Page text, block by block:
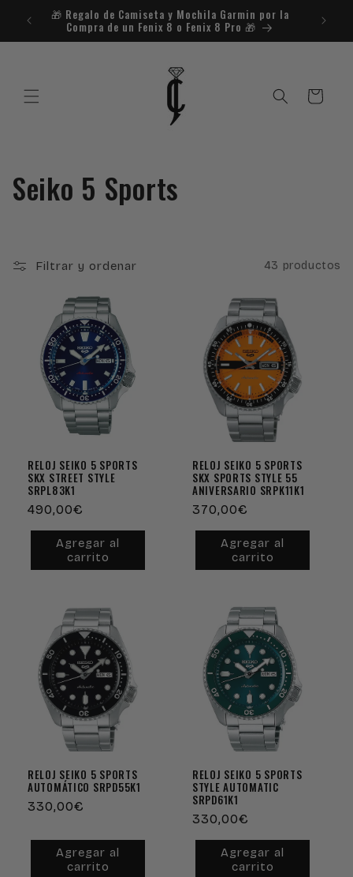
directamente
al contenido
🎁​ Regalo de Camiseta y Mochila Garmin por la
Compra de un Fenix 8 o Fenix 8 Pro 🎁​
Carrito
C
l
Seiko 5 Sports
Filtrar y ordenar 43 productos
RELOJ SEIKO 5 SPORTS
SKX STREET STYLE
SRPL83K1
Precio
habitual
490,00€
Agregar al
carrito
RELOJ SEIKO 5 SPORTS
SKX SPORTS STYLE 55
ANIVERSARIO SRPK11K1
Precio
habitual
370,00€
Agregar al
carrito
RELOJ SEIKO 5 SPORTS
AUTOMÁTICO SRPD55K1
Precio
330,00€
Agregar al
carrito
RELOJ SEIKO 5 SPORTS
STYLE AUTOMATIC
SRPD61K1
Precio
habitual
330,00€
Agregar al
carrito